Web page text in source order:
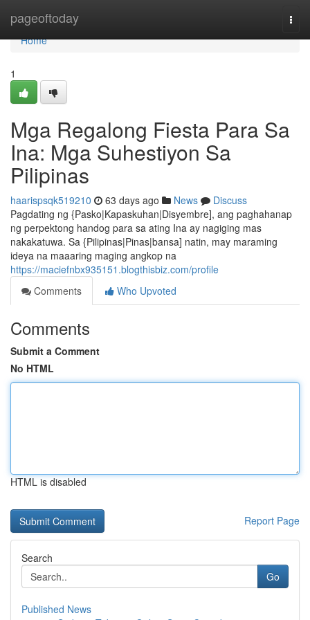
pageoftoday
Home
Home
1
Mga Regalong Fiesta Para Sa
Ina: Mga Suhestiyon Sa
Pilipinas
haarispsqk519210 63 days ago News
Discuss
Pagdating ng {Pasko|Kapaskuhan|Disyembre], ang paghahanap
ng perpektong handog para sa ating Ina ay nagiging mas
nakakatuwa. Sa {Pilipinas|Pinas|bansa] natin, may maraming
ideya na maaaring maging angkop na
https://maciefnbx935151.blogthisbiz.com/profile
Comments
Who Upvoted
Comments
Submit a Comment
No HTML
HTML is disabled
Report Page
Search
Go
Published News